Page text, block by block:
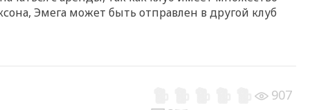
Эмега может быть отправлен в другой клуб
907